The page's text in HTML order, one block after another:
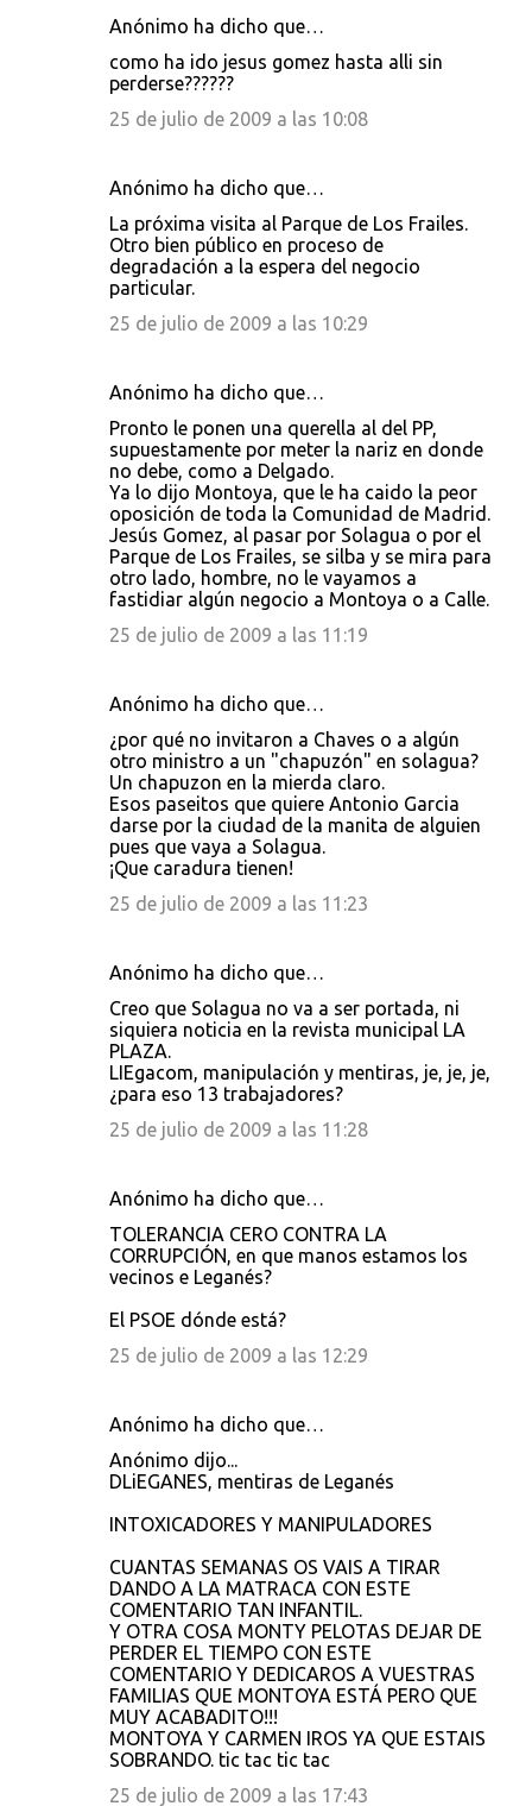
Anónimo ha dicho que…
como ha ido jesus gomez hasta alli sin
perderse??????
25 de julio de 2009 a las 10:08
Anónimo ha dicho que…
La próxima visita al Parque de Los Frailes.
Otro bien público en proceso de
degradación a la espera del negocio
particular.
25 de julio de 2009 a las 10:29
Anónimo ha dicho que…
Pronto le ponen una querella al del PP,
supuestamente por meter la nariz en donde
no debe, como a Delgado.
Ya lo dijo Montoya, que le ha caido la peor
oposición de toda la Comunidad de Madrid.
Jesús Gomez, al pasar por Solagua o por el
Parque de Los Frailes, se silba y se mira para
otro lado, hombre, no le vayamos a
fastidiar algún negocio a Montoya o a Calle.
25 de julio de 2009 a las 11:19
Anónimo ha dicho que…
¿por qué no invitaron a Chaves o a algún
otro ministro a un "chapuzón" en solagua?
Un chapuzon en la mierda claro.
Esos paseitos que quiere Antonio Garcia
darse por la ciudad de la manita de alguien
pues que vaya a Solagua.
¡Que caradura tienen!
25 de julio de 2009 a las 11:23
Anónimo ha dicho que…
Creo que Solagua no va a ser portada, ni
siquiera noticia en la revista municipal LA
PLAZA.
LIEgacom, manipulación y mentiras, je, je, je,
¿para eso 13 trabajadores?
25 de julio de 2009 a las 11:28
Anónimo ha dicho que…
TOLERANCIA CERO CONTRA LA
CORRUPCIÓN, en que manos estamos los
vecinos e Leganés?
El PSOE dónde está?
25 de julio de 2009 a las 12:29
Anónimo ha dicho que…
Anónimo dijo...
DLiEGANES, mentiras de Leganés
INTOXICADORES Y MANIPULADORES
CUANTAS SEMANAS OS VAIS A TIRAR
DANDO A LA MATRACA CON ESTE
COMENTARIO TAN INFANTIL.
Y OTRA COSA MONTY PELOTAS DEJAR DE
PERDER EL TIEMPO CON ESTE
COMENTARIO Y DEDICAROS A VUESTRAS
FAMILIAS QUE MONTOYA ESTÁ PERO QUE
MUY ACABADITO!!!
MONTOYA Y CARMEN IROS YA QUE ESTAIS
SOBRANDO. tic tac tic tac
25 de julio de 2009 a las 17:43